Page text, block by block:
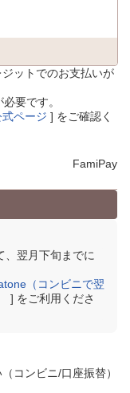
ットでのお支払いが
要です。
ページ ] をご確認く
FamiPay
、翌月下旬までに
（コンビニで翌
] をご利用くださ
コンビニ/口座振替）